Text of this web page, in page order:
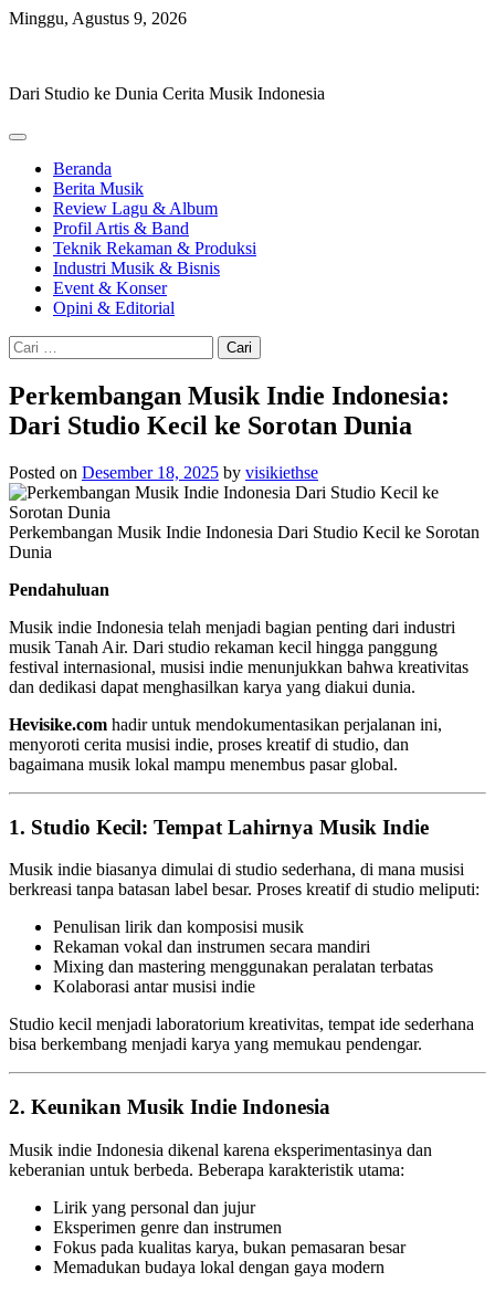
Skip
Minggu, Agustus 9, 2026
Dari Studio ke Dunia Cerita Musik Indonesia
Beranda
Berita Musik
Review Lagu & Album
Profil Artis & Band
Teknik Rekaman & Produksi
Industri Musik & Bisnis
Event & Konser
Opini & Editorial
Cari
untuk:
Perkembangan Musik Indie Indonesia:
Dari Studio Kecil ke Sorotan Dunia
Posted on Desember 18, 2025 by visikiethse
Perkembangan Musik Indie Indonesia Dari Studio Kecil ke Sorotan
Dunia
Pendahuluan
Musik indie Indonesia telah menjadi bagian penting dari industri
musik Tanah Air. Dari studio rekaman kecil hingga panggung
festival internasional, musisi indie menunjukkan bahwa kreativitas
dan dedikasi dapat menghasilkan karya yang diakui dunia.
Hevisike.com hadir untuk mendokumentasikan perjalanan ini,
menyoroti cerita musisi indie, proses kreatif di studio, dan
bagaimana musik lokal mampu menembus pasar global.
1. Studio Kecil: Tempat Lahirnya Musik Indie
Musik indie biasanya dimulai di studio sederhana, di mana musisi
berkreasi tanpa batasan label besar. Proses kreatif di studio meliputi:
Penulisan lirik dan komposisi musik
Rekaman vokal dan instrumen secara mandiri
Mixing dan mastering menggunakan peralatan terbatas
Kolaborasi antar musisi indie
Studio kecil menjadi laboratorium kreativitas, tempat ide sederhana
bisa berkembang menjadi karya yang memukau pendengar.
2. Keunikan Musik Indie Indonesia
Musik indie Indonesia dikenal karena eksperimentasinya dan
keberanian untuk berbeda. Beberapa karakteristik utama:
Lirik yang personal dan jujur
Eksperimen genre dan instrumen
Fokus pada kualitas karya, bukan pemasaran besar
Memadukan budaya lokal dengan gaya modern